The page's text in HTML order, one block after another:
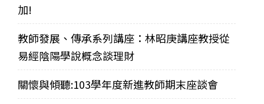
加!
教師發展、傳承系列講座：林昭庚講座教授從
易經陰陽學說概念談理財
關懷與傾聽:103學年度新進教師期末座談會